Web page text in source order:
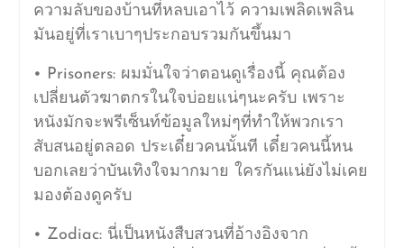
ความลับของบ้านที่หลบเอาไว้ ความเพลิดเพลิน
มันอยู่ที่เราเบาๆประกอบรวมกันขึ้นมา
• Prisoners: ผมมั่นใจว่าตอนดูเรื่องนี้ คุณต้อง
เปลี่ยนตัวฆาตกรในใจบ่อยแน่ๆนะครับ เพราะ
หนังมักจะพรีเซ็นท์ข้อมูลใหม่ๆที่ทำให้พวกเรา
สับสนอยู่ตลอด ประเดี๋ยวคนนั้นที เดี๋ยวคนนี้หน
บอกเลยว่าบันเทิงใจมากมาย ใครกันแน่ยังไม่เคย
มองต้องดูครับ
• Zodiac: นี่เป็นหนังสืบสวนที่อ้างอิงจาก